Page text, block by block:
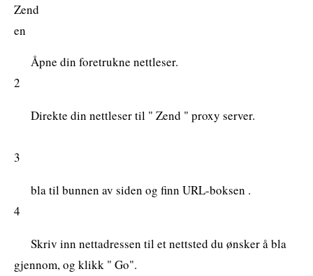
Zend
en
Åpne din foretrukne nettleser.
2
Direkte din nettleser til " Zend " proxy server.
3
bla til bunnen av siden og finn URL-boksen .
4
Skriv inn nettadressen til et nettsted du ønsker å bla
gjennom, og klikk " Go".